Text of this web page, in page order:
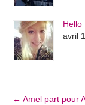
Hello
avril
← Amel part pour